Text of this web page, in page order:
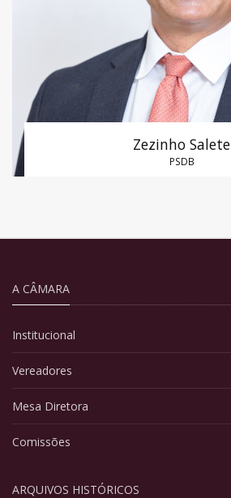
Zezinho Salete
PSDB
A CÂMARA
Institucional
Vereadores
Mesa Diretora
Comissões
ARQUIVOS HISTÓRICOS